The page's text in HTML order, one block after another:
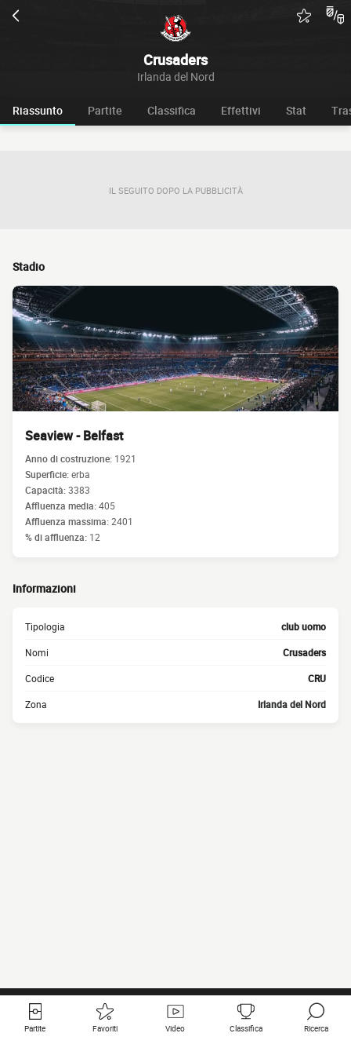
Crusaders
Irlanda del Nord
Riassunto Partite Classifica Effettivi Stat
IL SEGUITO DOPO LA PUBBLICITÀ
Stadio
Seaview - Belfast
Anno di costruzione: 1921
Superficie:erba
Capacità:3383
Affluenza media:405
Affluenza massima:2401
% di affluenza: 12
Informazioni
Tipologia club uomo
Nomi Crusaders
Codice CRU
Zona Irlanda del Nord
Partite Favoriti Video Classifica Ricerca